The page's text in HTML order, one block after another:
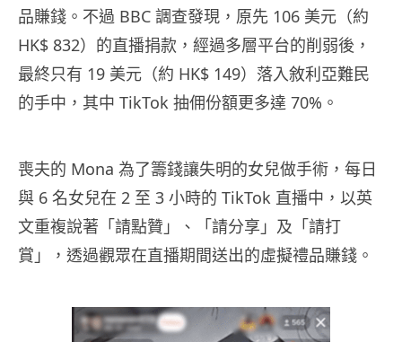
品賺錢。不過 BBC 調查發現，原先 106 美元（約
HK$ 832）的直播捐款，經過多層平台的削弱後，
最終只有 19 美元（約 HK$ 149）落入敘利亞難民
的手中，其中 TikTok 抽佣份額更多達 70%。
喪夫的 Mona 為了籌錢讓失明的女兒做手術，每日
與 6 名女兒在 2 至 3 小時的 TikTok 直播中，以英
文重複說著「請點贊」、「請分享」及「請打
賞」，透過觀眾在直播期間送出的虛擬禮品賺錢。